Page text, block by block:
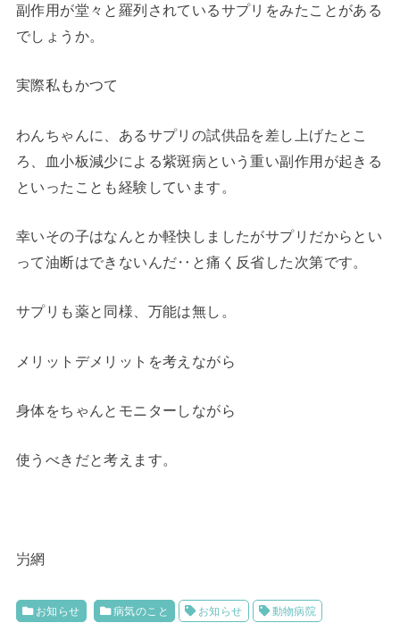
副作用が堂々と羅列されているサプリをみたことがある
でしょうか。
実際私もかつて
わんちゃんに、あるサプリの試供品を差し上げたとこ
ろ、血小板減少による紫斑病という重い副作用が起きる
といったことも経験しています。
幸いその子はなんとか軽快しましたがサプリだからとい
って油断はできないんだ‥と痛く反省した次第です。
サプリも薬と同様、万能は無し。
メリットデメリットを考えながら
身体をちゃんとモニターしながら
使うべきだと考えます。
屶網
お知らせ 病気のこと お知らせ 動物病院